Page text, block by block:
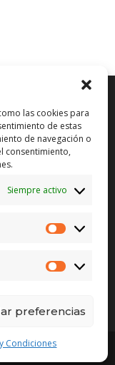
las cookies para
de estas
de navegación o
consentimiento,
Siempre activo
Marketing
preferencias
Condiciones